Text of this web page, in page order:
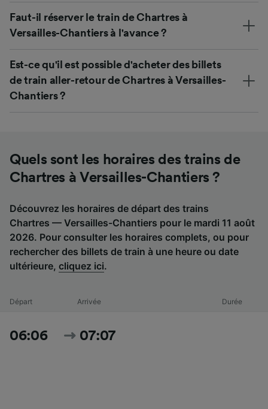
Faut-il réserver le train de Chartres à
Versailles-Chantiers à l'avance ?
Est-ce qu'il est possible d'acheter des billets
de train aller-retour de Chartres à Versailles-
Chantiers ?
Quels sont les horaires des trains de
Chartres à Versailles-Chantiers ?
Découvrez les horaires de départ des trains
Chartres — Versailles-Chantiers pour le mardi 11 août
2026. Pour consulter les horaires complets, ou pour
rechercher des billets de train à une heure ou date
ultérieure, cliquez ici.
Départ Arrivée Durée
06:06 07:07